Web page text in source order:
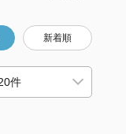
新着順